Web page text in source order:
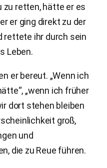
zu retten, hätte er es
er ging direkt zu der
rettete ihr durch sein
Leben.
er bereut. „Wenn ich
„wenn ich früher
dort stehen bleiben
groß,
und
die zu Reue führen.